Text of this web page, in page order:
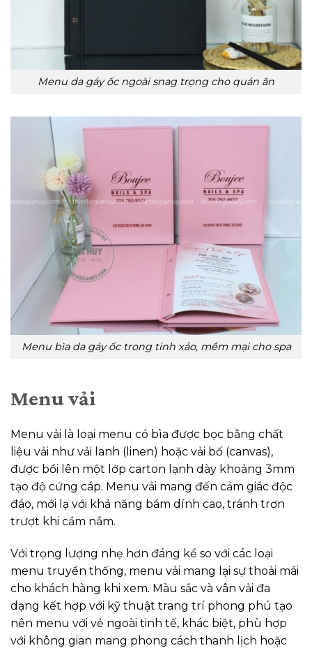
Menu da gáy ốc ngoài snag trọng cho quán ăn
Menu bìa da gáy ốc trong tinh xảo, mềm mại cho spa
Menu vải
Menu vải là loại menu có bìa được bọc bằng chất
liệu vải như vải lanh (linen) hoặc vải bố (canvas),
được bồi lên một lớp carton lạnh dày khoảng 3mm
tạo độ cứng cáp. Menu vải mang đến cảm giác độc
đáo, mới lạ với khả năng bám dính cao, tránh trơn
trượt khi cầm nắm.
Với trọng lượng nhẹ hơn đáng kể so với các loại
menu truyền thống, menu vải mang lại sự thoải mái
cho khách hàng khi xem. Màu sắc và vân vải đa
dạng kết hợp với kỹ thuật trang trí phong phú tạo
nên menu với vẻ ngoài tinh tế, khác biệt, phù hợp
với không gian mang phong cách thanh lịch hoặc